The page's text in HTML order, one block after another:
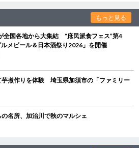
もっと見る
全国各地から大集結 “庶民派食フェス”第4
メビール＆日本酒祭り2026」を開催
芋煮作りを体験 埼玉県加須市の「ファミリー
名所、加治川で秋のマルシェ